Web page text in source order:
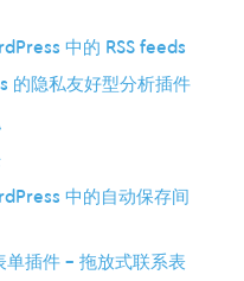
中的 RSS feeds
的隐私友好型分析插件
中的自动保存间
插件 – 拖放式联系表